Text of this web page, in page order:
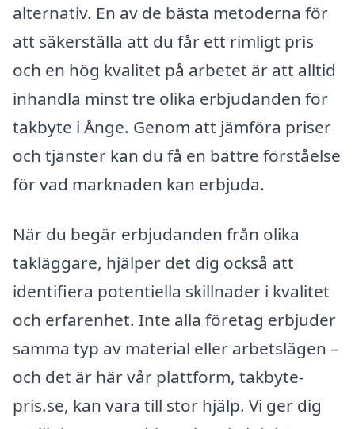
alternativ. En av de bästa metoderna för
att säkerställa att du får ett rimligt pris
och en hög kvalitet på arbetet är att alltid
inhandla minst tre olika erbjudanden för
takbyte i Ånge. Genom att jämföra priser
och tjänster kan du få en bättre förståelse
för vad marknaden kan erbjuda.
När du begär erbjudanden från olika
takläggare, hjälper det dig också att
identifiera potentiella skillnader i kvalitet
och erfarenhet. Inte alla företag erbjuder
samma typ av material eller arbetslägen –
och det är här vår plattform, takbyte-
pris.se, kan vara till stor hjälp. Vi ger dig